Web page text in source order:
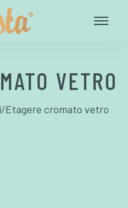
VETRO
/Etagere cromato vetro